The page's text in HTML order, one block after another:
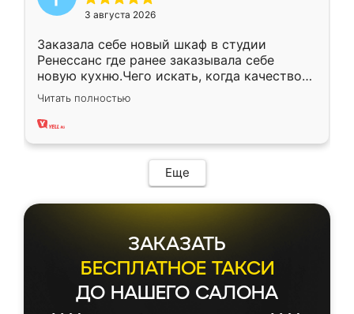
3 августа 2026
Заказала себе новый шкаф в студии
Ренессанс где ранее заказывала себе
новую кухню.Чего искать, когда качеством
вполне довольна. Служит кухня уже почти
два года, нареканий нет.
Читать полностью
Еще
ЗАКАЗАТЬ
БЕСПЛАТНОЕ ТАКСИ
ДО НАШЕГО САЛОНА